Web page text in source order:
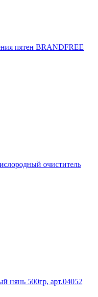
пятен BRANDFREE
очиститель
нянь 500гр, арт.04052